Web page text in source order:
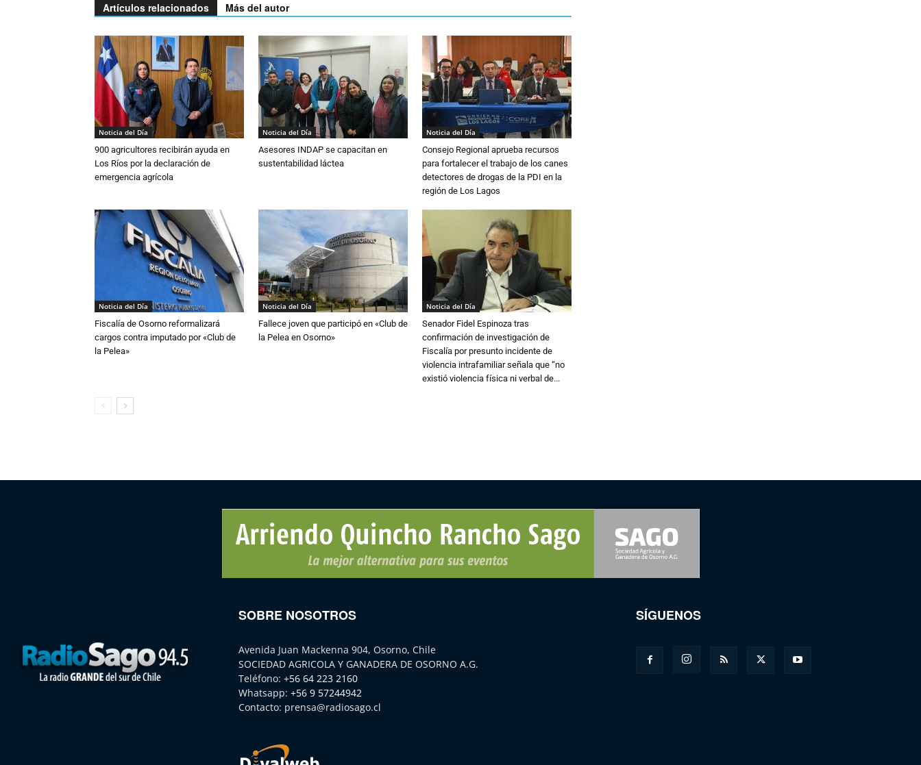
Artículos relacionados Más del autor
Noticia del Día
900 agricultores recibirán ayuda en
Los Ríos por la declaración de
emergencia agrícola
Noticia del Día
Asesores INDAP se capacitan en
sustentabilidad láctea
Noticia del Día
Consejo Regional aprueba recursos
para fortalecer el trabajo de los canes
detectores de drogas de la PDI en la
región de Los Lagos
Noticia del Día
Fiscalía de Osorno reformalizará
cargos contra imputado por «Club de
la Pelea»
Noticia del Día
Fallece joven que participó en «Club de
la Pelea en Osorno»
Noticia del Día
Senador Fidel Espinoza tras
confirmación de investigación de
Fiscalía por presunto incidente de
violencia intrafamiliar señala que “no
existió violencia física ni verbal de...
SOBRE NOSOTROS
Avenida Juan Mackenna 904, Osorno, Chile
SOCIEDAD AGRICOLA Y GANADERA DE OSORNO A.G.
Teléfono: +56 64 223 2160
Whatsapp: +56 9 57244942
Contacto: prensa@radiosago.cl
SÍGUENOS